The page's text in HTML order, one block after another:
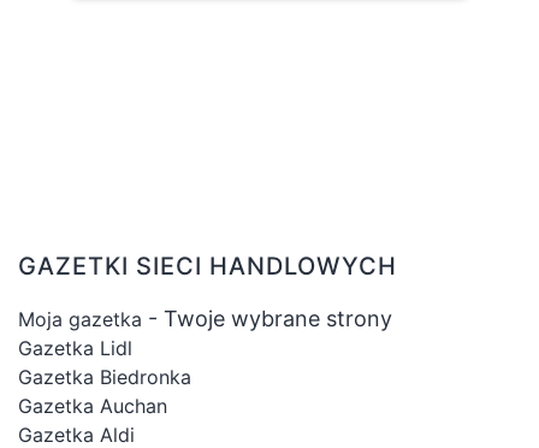
GAZETKI SIECI HANDLOWYCH
Moja gazetka - Twoje wybrane strony
Gazetka Lidl
Gazetka Biedronka
Gazetka Auchan
Gazetka Aldi